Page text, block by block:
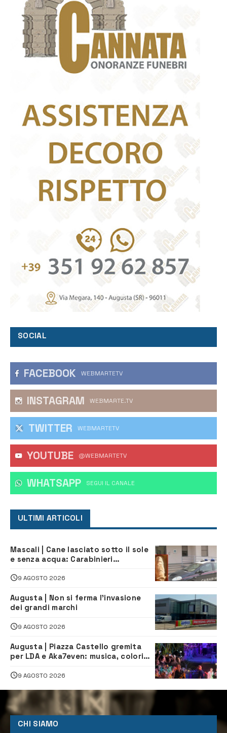
SOCIAL
FACEBOOK WEBMARTETV
INSTAGRAM WEBMARTE.TV
TWITTER WEBMARTETV
YOUTUBE @WEBMARTETV
WHATSAPP ‎SEGUI IL CANALE
ULTIMI ARTICOLI
Mascali | Cane lasciato sotto il sole
e senza acqua: Carabinieri
9 AGOSTO 2026
Augusta | Non si ferma l’invasione
dei grandi marchi
9 AGOSTO 2026
Augusta | Piazza Castello gremita
per LDA e Aka7even: musica, colori
9 AGOSTO 2026
CHI SIAMO